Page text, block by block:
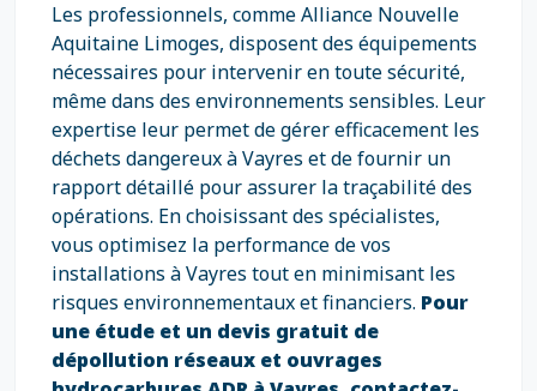
Les professionnels, comme Alliance Nouvelle
Aquitaine Limoges, disposent des équipements
nécessaires pour intervenir en toute sécurité,
même dans des environnements sensibles. Leur
expertise leur permet de gérer efficacement les
déchets dangereux à Vayres et de fournir un
rapport détaillé pour assurer la traçabilité des
opérations. En choisissant des spécialistes,
vous optimisez la performance de vos
installations à Vayres tout en minimisant les
risques environnementaux et financiers. Pour
une étude et un devis gratuit de
dépollution réseaux et ouvrages